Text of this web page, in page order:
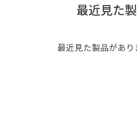
最近見た
最近見た製品があり